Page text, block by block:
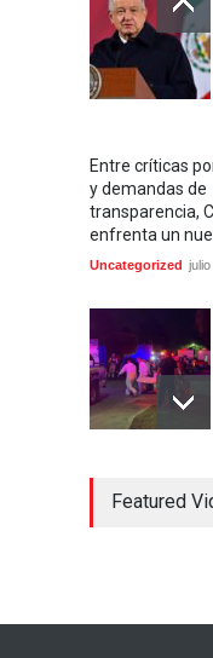
Entre críticas
y demandas de
transparencia,
enfrenta un
Uncategorized
Featured